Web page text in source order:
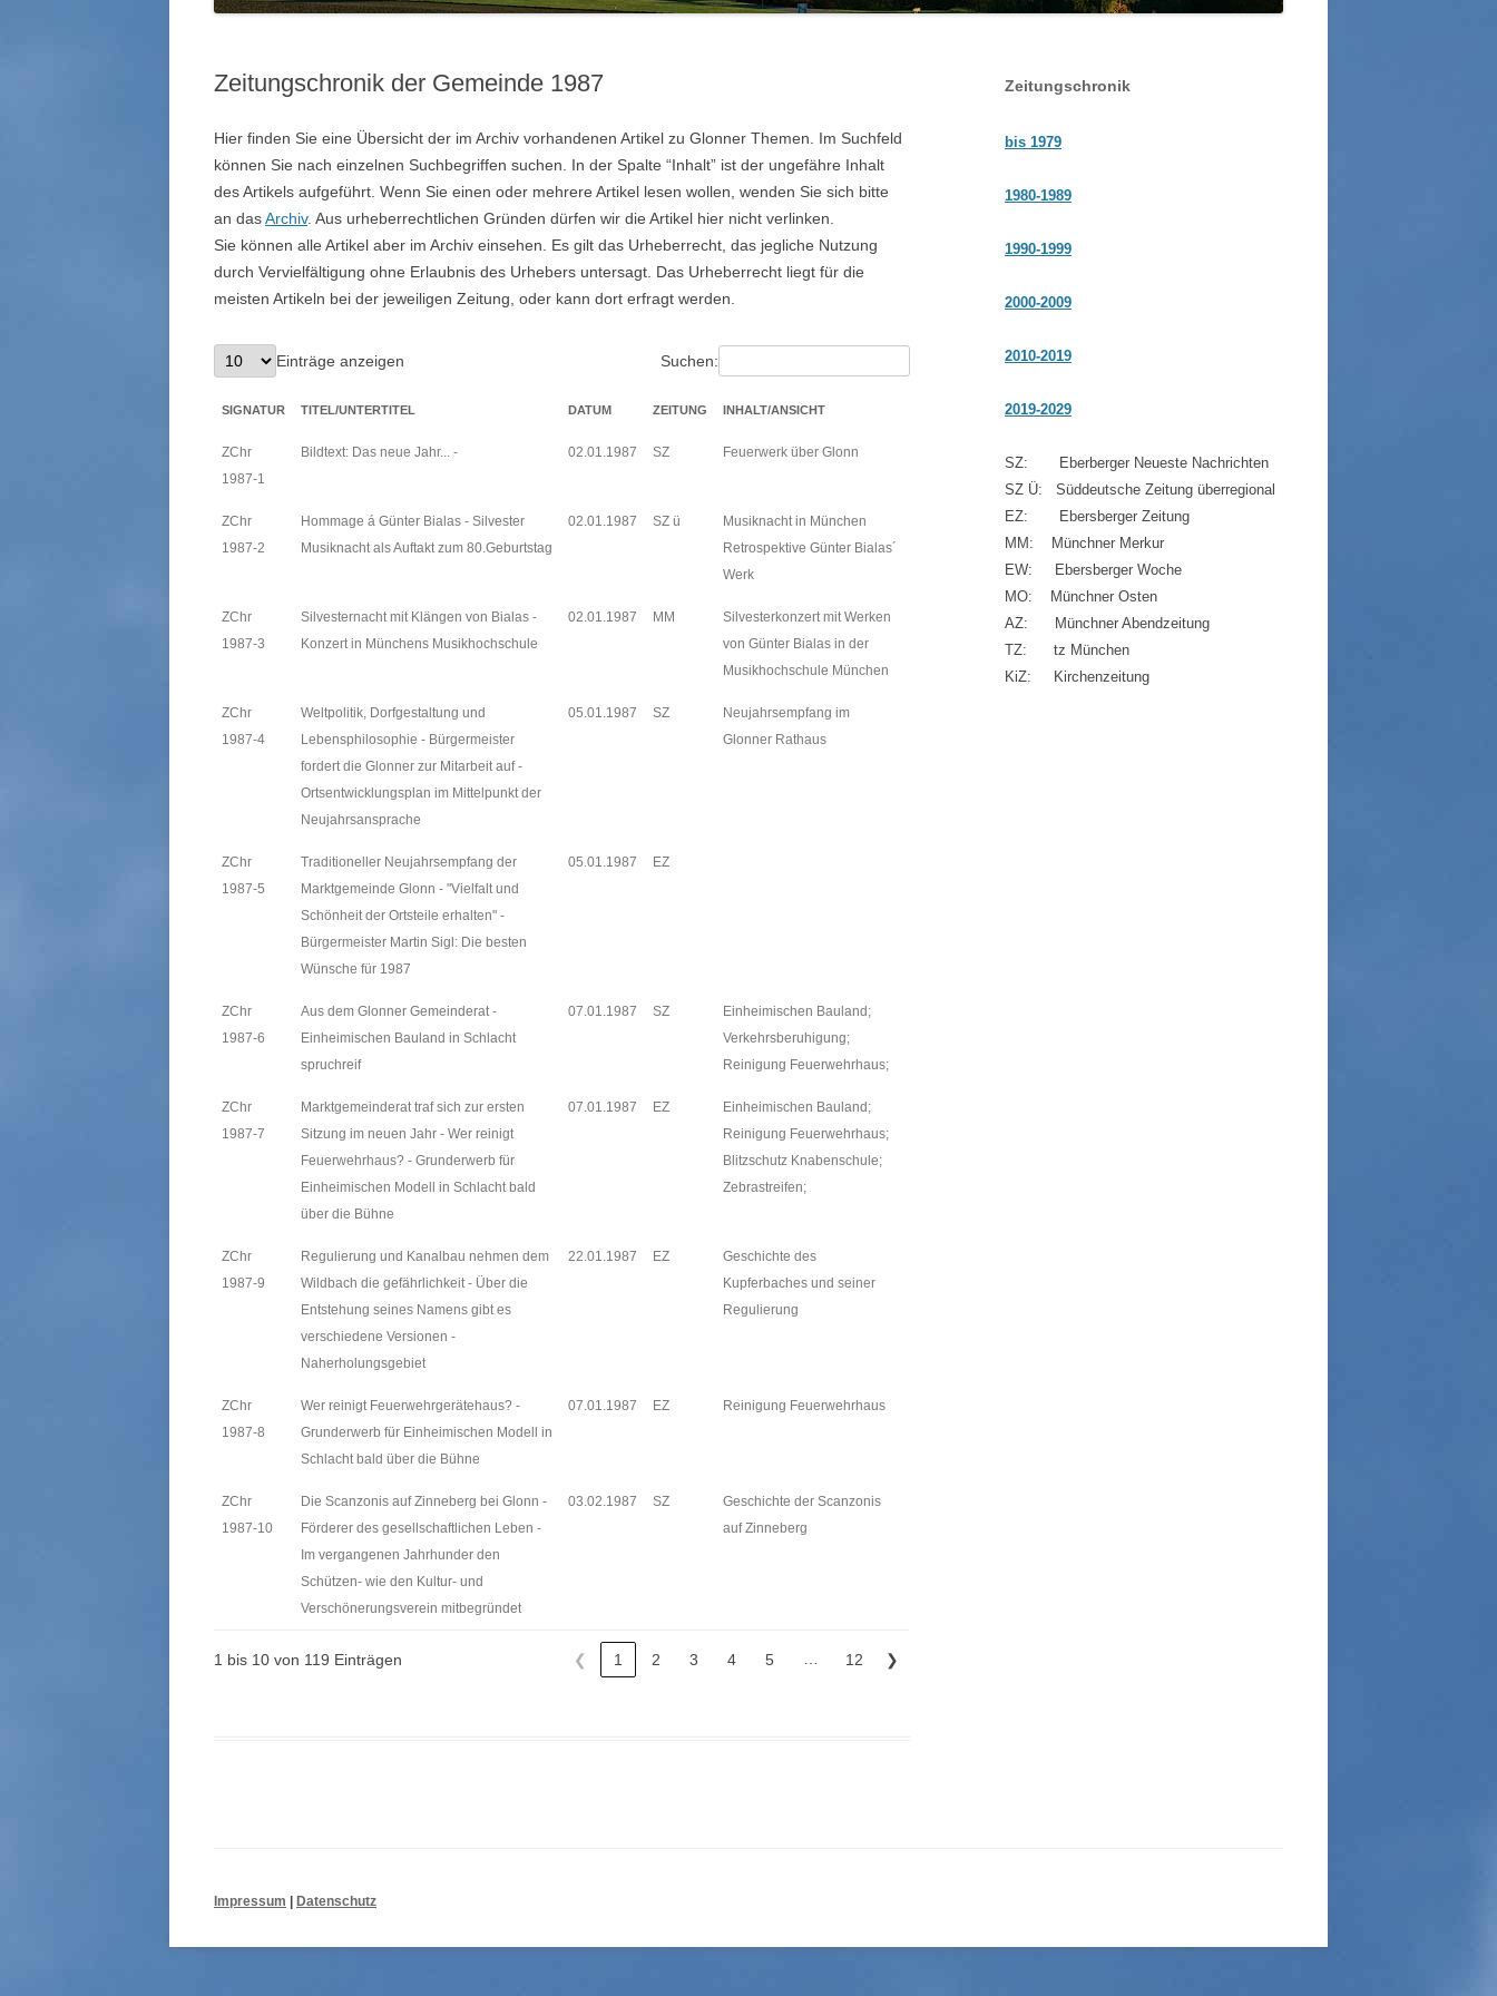
HANS HUBER
100 JAHRE STEGMÜHLE – VON
20.JAHRHUNDERT
GLONNER BAUDENKMÄLER
Zeitungschronik der Gemeinde 1987
Hier finden Sie eine Übersicht der im Archiv vorhandenen Artikel zu Glonner Themen. Im Suchfeld
können Sie nach einzelnen Suchbegriffen suchen. In der Spalte “Inhalt” ist der ungefähre Inhalt
des Artikels aufgeführt. Wenn Sie einen oder mehrere Artikel lesen wollen, wenden Sie sich bitte
an dasArchiv. Aus urheberrechtlichen Gründen dürfen wir die Artikel hier nicht verlinken.
Sie können alle Artikel aber im Archiv einsehen. Es gilt das Urheberrecht, das jegliche Nutzung
durch Vervielfältigung ohne Erlaubnis des Urhebers untersagt. Das Urheberrecht liegt für die
meisten Artikeln bei der jeweiligen Zeitung, oder kann dort erfragt werden.
Einträge anzeigen Suchen:
SIGNATUR TITEL/UNTERTITEL DATUM ZEITUNG INHALT/ANSICHT
ZChr
1987-1
Bildtext: Das neue Jahr... - 02.01.1987 SZ Feuerwerk über Glonn
ZChr
1987-2
Hommage á Günter Bialas - Silvester
Musiknacht als Auftakt zum 80.Geburtstag
02.01.1987 SZ ü
Musiknacht in München
Retrospektive Günter Bialas´
Werk
ZChr
1987-3
Silvesternacht mit Klängen von Bialas -
Konzert in Münchens Musikhochschule
02.01.1987 MM
Silvesterkonzert mit Werken
von Günter Bialas in der
Musikhochschule München
ZChr
1987-4
Weltpolitik, Dorfgestaltung und
Lebensphilosophie - Bürgermeister
fordert die Glonner zur Mitarbeit auf -
Ortsentwicklungsplan im Mittelpunkt der
Neujahrsansprache
05.01.1987 SZ
Neujahrsempfang im
Glonner Rathaus
ZChr
1987-5
Traditioneller Neujahrsempfang der
Marktgemeinde Glonn - "Vielfalt und
Schönheit der Ortsteile erhalten" -
Bürgermeister Martin Sigl: Die besten
Wünsche für 1987
05.01.1987 EZ
ZChr
1987-6
Aus dem Glonner Gemeinderat -
Einheimischen Bauland in Schlacht
spruchreif
07.01.1987 SZ
Einheimischen Bauland;
Verkehrsberuhigung;
Reinigung Feuerwehrhaus;
ZChr
1987-7
Marktgemeinderat traf sich zur ersten
Sitzung im neuen Jahr - Wer reinigt
Feuerwehrhaus? - Grunderwerb für
Einheimischen Modell in Schlacht bald
über die Bühne
07.01.1987 EZ
Einheimischen Bauland;
Reinigung Feuerwehrhaus;
Blitzschutz Knabenschule;
Zebrastreifen;
ZChr
1987-9
Regulierung und Kanalbau nehmen dem
Wildbach die gefährlichkeit - Über die
Entstehung seines Namens gibt es
verschiedene Versionen -
Naherholungsgebiet
22.01.1987 EZ
Geschichte des
Kupferbaches und seiner
Regulierung
ZChr
1987-8
Wer reinigt Feuerwehrgerätehaus? -
Grunderwerb für Einheimischen Modell in
Schlacht bald über die Bühne
07.01.1987 EZ Reinigung Feuerwehrhaus
ZChr
1987-10
Die Scanzonis auf Zinneberg bei Glonn -
Förderer des gesellschaftlichen Leben -
Im vergangenen Jahrhunder den
Schützen- wie den Kultur- und
Verschönerungsverein mitbegründet
03.02.1987 SZ
Geschichte der Scanzonis
auf Zinneberg
1 bis 10 von 119 Einträgen ❮ 1 2 3 4 5 12 ❯
Zeitungschronik
bis 1979
1980-1989
1990-1999
2000-2009
2010-2019
2019-2029
SZ: Eberberger Neueste Nachrichten
SZ Ü: Süddeutsche Zeitung überregional
EZ: Ebersberger Zeitung
MM: Münchner Merkur
EW: Ebersberger Woche
MO: Münchner Osten
AZ: Münchner Abendzeitung
TZ: tz München
KiZ: Kirchenzeitung
Impressum Datenschutz